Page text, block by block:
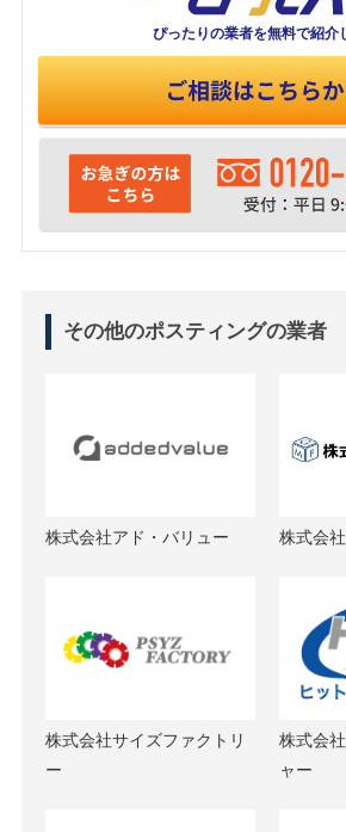
ぴったりの業者を無料で紹介
その他のポスティングの業者
株式会社アド・バリュー 株式会
株式会社サイズファクトリ
ー
株式会
ャー